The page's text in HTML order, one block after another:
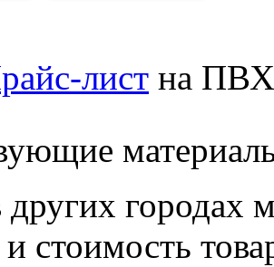
лист на ПВХ
городах
стоимость